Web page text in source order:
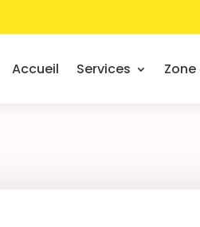
Accueil Services